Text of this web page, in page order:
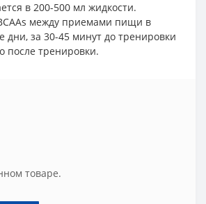
в 200-500 мл жидкости.
между приемами пищи в
дни, за 30-45 минут до тренировки
после тренировки.
товаре.